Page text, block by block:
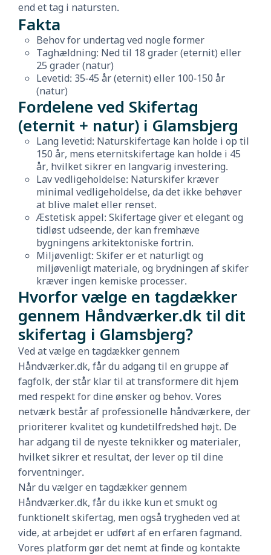
end et tag i natursten.
Fakta
Behov for undertag ved nogle former
Taghældning: Ned til 18 grader (eternit) eller
25 grader (natur)
Levetid: 35-45 år (eternit) eller 100-150 år
(natur)
Fordelene ved Skifertag
(eternit + natur) i Glamsbjerg
Lang levetid: Naturskifertage kan holde i op til
150 år, mens eternitskifertage kan holde i 45
år, hvilket sikrer en langvarig investering.
Lav vedligeholdelse: Naturskifer kræver
minimal vedligeholdelse, da det ikke behøver
at blive malet eller renset.
Æstetisk appel: Skifertage giver et elegant og
tidløst udseende, der kan fremhæve
bygningens arkitektoniske fortrin.
Miljøvenligt: Skifer er et naturligt og
miljøvenligt materiale, og brydningen af skifer
kræver ingen kemiske processer.
Hvorfor vælge en tagdækker
gennem Håndværker.dk til dit
skifertag i Glamsbjerg?
Ved at vælge en tagdækker gennem
Håndværker.dk, får du adgang til en gruppe af
fagfolk, der står klar til at transformere dit hjem
med respekt for dine ønsker og behov. Vores
netværk består af professionelle håndværkere, der
prioriterer kvalitet og kundetilfredshed højt. De
har adgang til de nyeste teknikker og materialer,
hvilket sikrer et resultat, der lever op til dine
forventninger.
Når du vælger en tagdækker gennem
Håndværker.dk, får du ikke kun et smukt og
funktionelt skifertag, men også trygheden ved at
vide, at arbejdet er udført af en erfaren fagmand.
Vores platform gør det nemt at finde og kontakte